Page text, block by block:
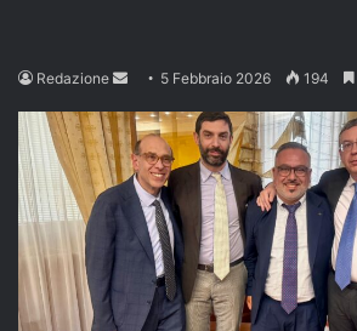
Redazione
Send
email
5 Febbraio 2026 194